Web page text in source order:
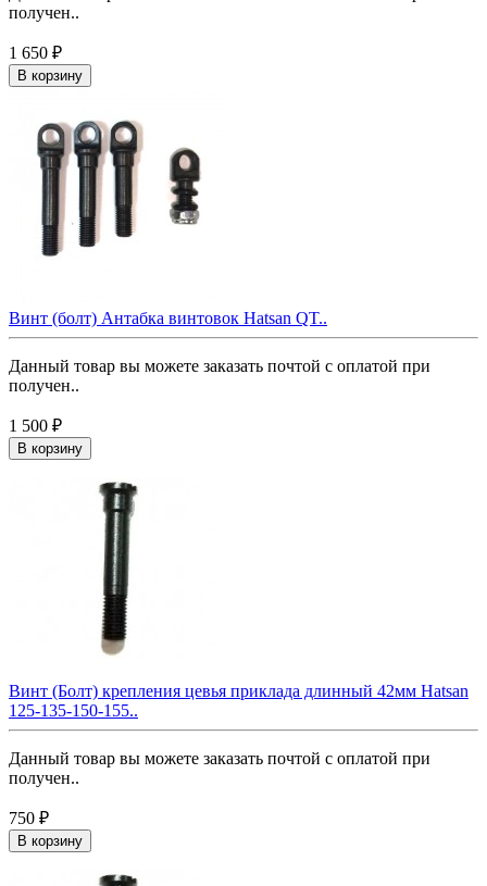
получен..
1 650 ₽
В корзину
Винт (болт) Антабка винтовок Hatsan QT..
Данный товар вы можете заказать почтой с оплатой при
получен..
1 500 ₽
В корзину
Винт (Болт) крепления цевья приклада длинный 42мм Hatsan
125-135-150-155..
Данный товар вы можете заказать почтой с оплатой при
получен..
750 ₽
В корзину